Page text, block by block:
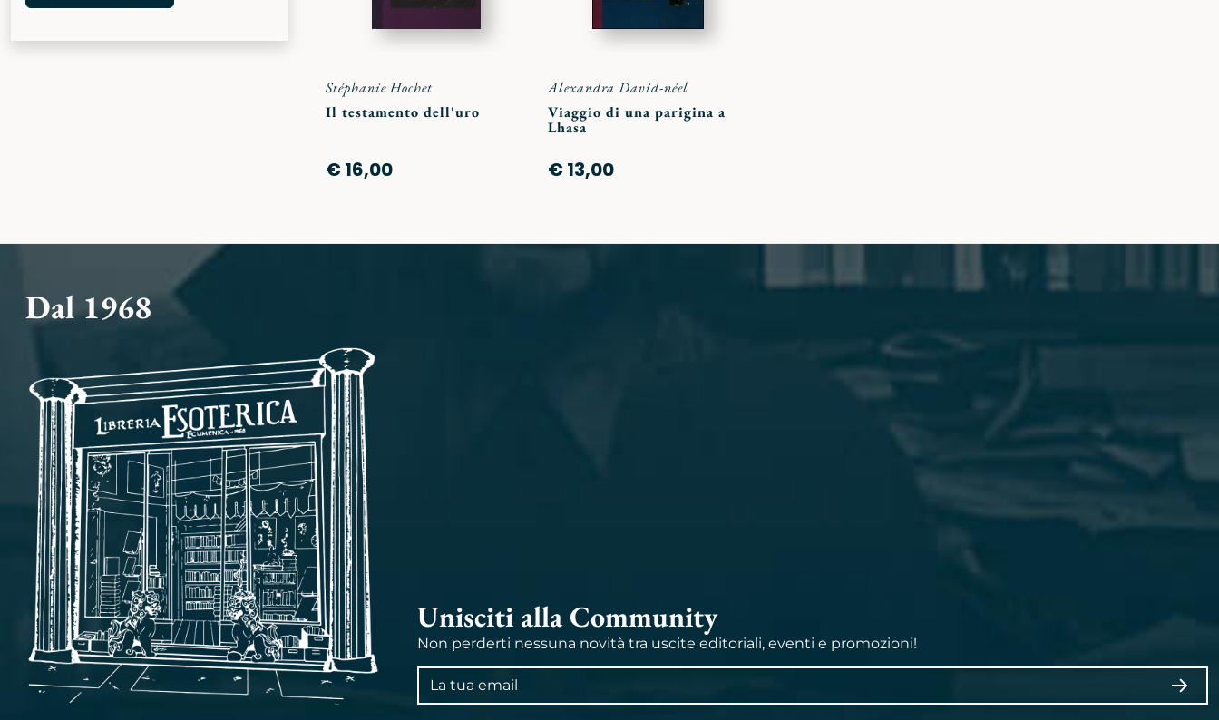
Stéphanie Hochet
Il testamento dell'uro
€ 16,00
Alexandra David-néel
Viaggio di una parigina a
Lhasa
€ 13,00
Dal 1968
Unisciti alla Community
Non perderti nessuna novità tra uscite editoriali, eventi e promozioni!
Indirizzo
email